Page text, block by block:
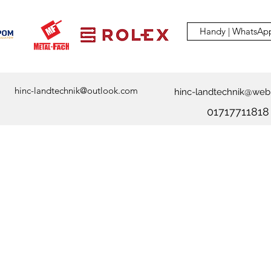
Handy |
hinc-landtechnik@outlook.com hinc-
01717711818